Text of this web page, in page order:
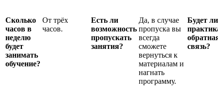
Сколько
часов в
неделю
будет
занимать
обучение?
От трёх
часов.
Есть ли
возможность
пропускать
занятия?
Да, в случае
пропуска вы
всегда
сможете
вернуться к
материалам и
нагнать
программу.
Будет ли
связь?